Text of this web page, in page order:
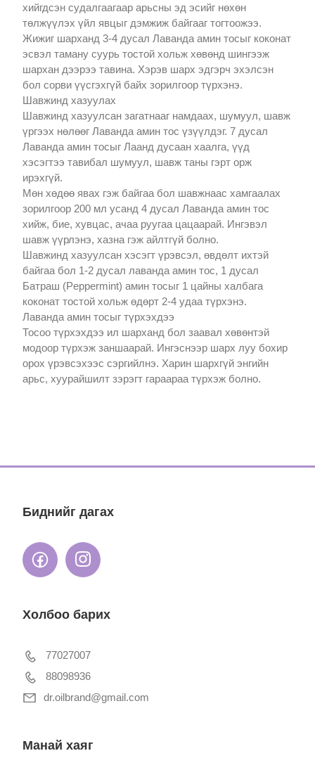
хийгдсэн судалгаагаар арьсны эд эсийг нөхөн
төлжүүлэх үйл явцыг дэмжиж байгааг тогтоожээ.
Жижиг шарханд 3-4 дусал Лаванда амин тосыг коконат
эсвэл таману суурь тостой хольж хөвөнд шингээж
шархан дээрээ тавина. Хэрэв шарх эдгэрч эхэлсэн
бол сорви үүсгэхгүй байх зорилгоор түрхэнэ.
Шавжинд хазуулах
Шавжинд хазуулсан загатнааг намдаах, шумуул, шавж
үргээх нөлөөг Лаванда амин тос үзүүлдэг. 7 дусал
Лаванда амин тосыг Лаанд дусаан хаалга, үүд
хэсэгтээ тавибал шумуул, шавж таны гэрт орж
ирэхгүй.
Мөн хөдөө явах гэж байгаа бол шавжнаас хамгаалах
зорилгоор 200 мл усанд 4 дусал Лаванда амин тос
хийж, бие, хувцас, ачаа руугаа цацаарай. Ингэвэл
шавж үүрлэнэ, хазна гэж айлтгүй болно.
Шавжинд хазуулсан хэсэгт үрэвсэл, өвдөлт ихтэй
байгаа бол 1-2 дусал лаванда амин тос, 1 дусал
Батраш (Peppermint) амин тосыг 1 цайны халбага
коконат тостой хольж өдөрт 2-4 удаа түрхэнэ.
Лаванда амин тосыг түрхэхдээ
Тосоо түрхэхдээ ил шарханд бол заавал хөвөнтэй
модоор түрхэж заншаарай. Ингэснээр шарх луу бохир
орох үрэвсэхээс сэргийлнэ. Харин шархгүй энгийн
арьс, хуурайшилт зэрэгт гараараа түрхэж болно.
Биднийг дагах
Холбоо барих
77027007
88098936
dr.oilbrand@gmail.com
Манай хаяг